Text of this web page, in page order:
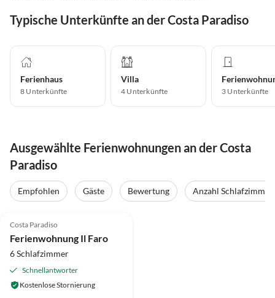
Typische Unterkünfte an der Costa Paradiso
Ferienhaus
8 Unterkünfte
Villa
4 Unterkünfte 3 Unterkünfte
Ausgewählte Ferienwohnungen an der Costa
Paradiso
Empfohlen Gäste Bewertung Anzahl Schlafzimmer
Top-Inserat
Costa Paradiso
Ferienwohnung Il Faro
6 Schlafzimmer
Schnellantworter
Kostenlose Stornierung